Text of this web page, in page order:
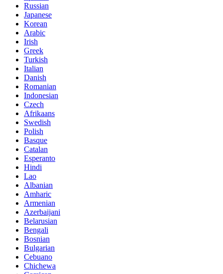
Russian
Japanese
Korean
Arabic
Irish
Greek
Turkish
Italian
Danish
Romanian
Indonesian
Czech
Afrikaans
Swedish
Polish
Basque
Catalan
Esperanto
Hindi
Lao
Albanian
Amharic
Armenian
Azerbaijani
Belarusian
Bengali
Bosnian
Bulgarian
Cebuano
Chichewa